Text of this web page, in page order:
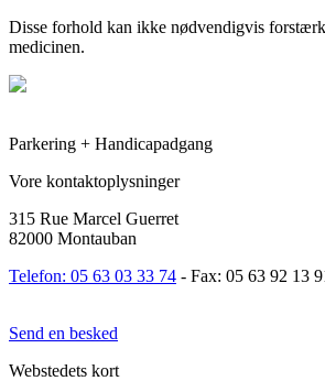
Disse forhold kan ikke nødvendigvis
medicinen.
Parkering + Handicapadgang
Vore kontaktoplysninger
315 Rue Marcel Guerret
82000 Montauban
Telefon: 05 63 03 33 74 - Fax: 05 63 92 13
Send en besked
Webstedets kort